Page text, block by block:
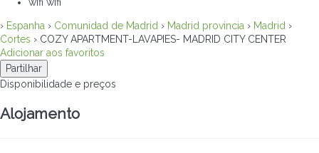
› Espanha › Comunidad de Madrid › Madrid provincia › Madrid ›
Cortes › COZY APARTMENT-LAVAPIES- MADRID CITY CENTER
Adicionar aos favoritos
Partilhar
Disponibilidade e preços
Alojamento